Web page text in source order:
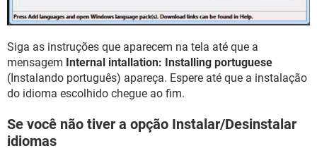
Siga as instruções que aparecem na tela até que a
mensagem Internal intallation: Installing portuguese
(Instalando português) apareça. Espere até que a instalação
do idioma escolhido chegue ao fim.
Se você não tiver a opção Instalar/Desinstalar
idiomas